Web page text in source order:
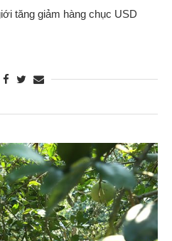
tăng giảm hàng chục USD